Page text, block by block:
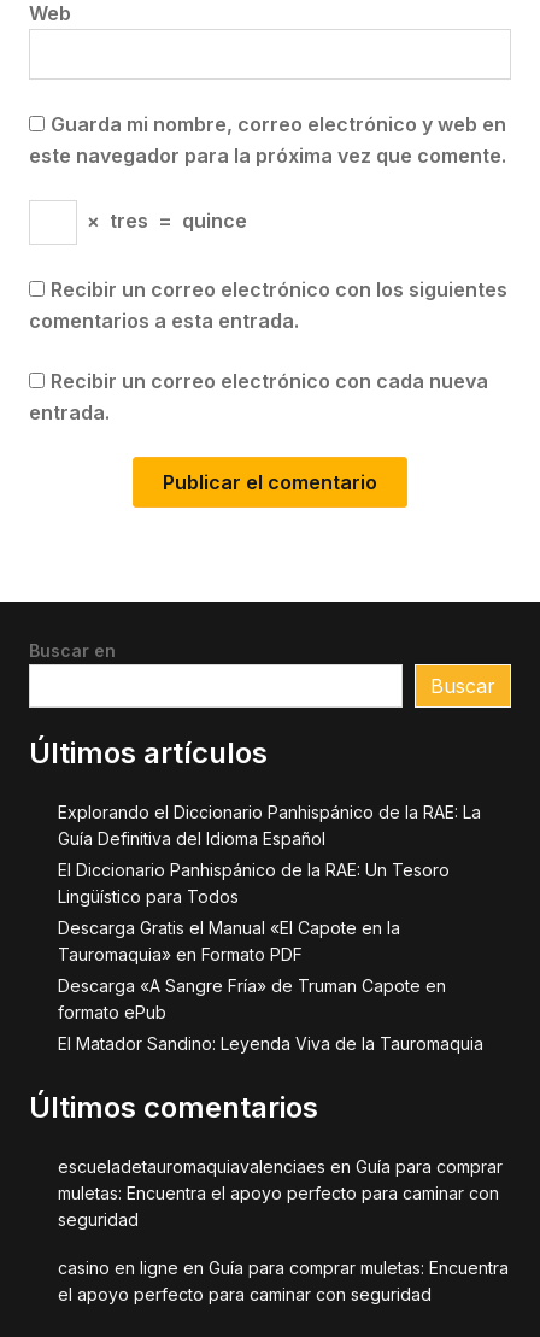
Web
Guarda mi nombre, correo electrónico y web en
este navegador para la próxima vez que comente.
× tres = quince
Recibir un correo electrónico con los siguientes
comentarios a esta entrada.
Recibir un correo electrónico con cada nueva
entrada.
Buscar en
Buscar
Últimos artículos
Explorando el Diccionario Panhispánico de la RAE: La
Guía Definitiva del Idioma Español
El Diccionario Panhispánico de la RAE: Un Tesoro
Lingüístico para Todos
Descarga Gratis el Manual «El Capote en la
Tauromaquia» en Formato PDF
Descarga «A Sangre Fría» de Truman Capote en
formato ePub
El Matador Sandino: Leyenda Viva de la Tauromaquia
Últimos comentarios
escueladetauromaquiavalenciaes en Guía para comprar
muletas: Encuentra el apoyo perfecto para caminar con
seguridad
casino en ligne en Guía para comprar muletas: Encuentra
el apoyo perfecto para caminar con seguridad